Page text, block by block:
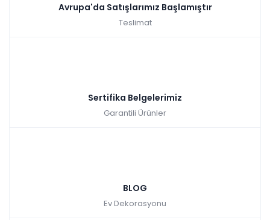
Avrupa'da Satışlarımız Başlamıştır
Teslimat
Sertifika Belgelerimiz
Garantili Ürünler
BLOG
Ev Dekorasyonu